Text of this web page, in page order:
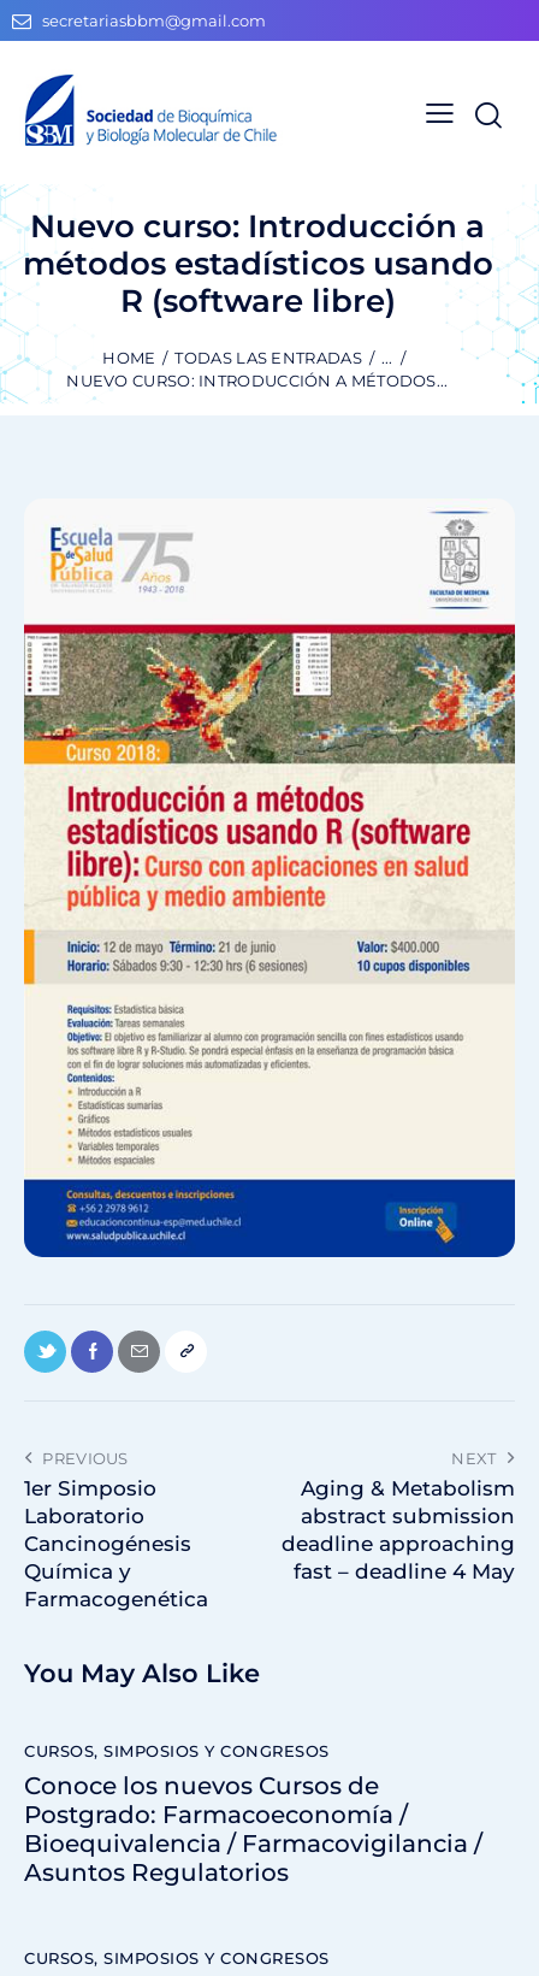
secretariasbbm@gmail.com
Nuevo curso: Introducción a
métodos estadísticos usando
R (software libre)
HOME TODAS LAS ENTRADAS
...
NUEVO CURSO: INTRODUCCIÓN A MÉTODOS...
PREVIOUS
1er Simposio
Laboratorio
Cancinogénesis
Química y
Farmacogenética
NEXT
Aging & Metabolism
abstract submission
deadline approaching
fast – deadline 4 May
You May Also Like
CURSOS, SIMPOSIOS Y CONGRESOS
Conoce los nuevos Cursos de
Postgrado: Farmacoeconomía /
Bioequivalencia / Farmacovigilancia /
Asuntos Regulatorios
CURSOS, SIMPOSIOS Y CONGRESOS